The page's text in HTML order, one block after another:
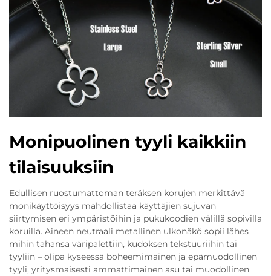
Monipuolinen tyyli kaikkiin
tilaisuuksiin
Edullisen ruostumattoman teräksen korujen merkittävä
monikäyttöisyys mahdollistaa käyttäjien sujuvan
siirtymisen eri ympäristöihin ja pukukoodien välillä sopivilla
koruilla. Aineen neutraali metallinen ulkonäkö sopii lähes
mihin tahansa väripalettiin, kudoksen tekstuuriihin tai
tyyliin – olipa kyseessä boheemimainen ja epämuodollinen
tyyli, yritysmaisesti ammattimainen asu tai muodollinen